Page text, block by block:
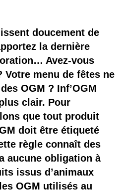
doucement de
la dernière
Avez-vous
Votre menu de fêtes ne
OGM ? Inf’OGM
clair. Pour
que tout produit
doit être étiqueté
règle connaît des
aucune obligation à
issus d’animaux
OGM utilisés au